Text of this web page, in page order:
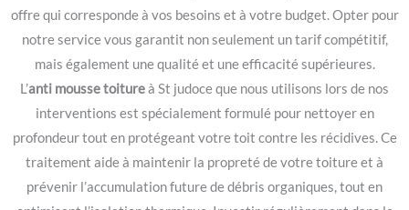
offre qui corresponde à vos besoins et à votre budget. Opter pour
notre service vous garantit non seulement un tarif compétitif,
mais également une qualité et une efficacité supérieures.
L’anti mousse toitureà St judoce que nous utilisons lors de nos
interventions est spécialement formulé pour nettoyer en
profondeur tout en protégeant votre toit contre les récidives. Ce
traitement aide à maintenir la propreté de votre toiture et à
prévenir l’accumulation future de débris organiques, tout en